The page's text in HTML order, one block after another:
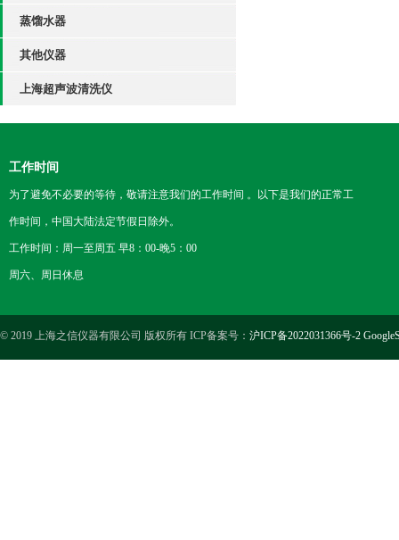
蒸馏水器
其他仪器
上海超声波清洗仪
工作时间
为了避免不必要的等待，敬请注意我们的工作时间 。以下是我们的正常工
作时间，中国大陆法定节假日除外。
工作时间：周一至周五 早8：00-晚5：00
周六、周日休息
© 2019 上海之信仪器有限公司 版权所有 ICP备案号： 沪ICP备2022031366号-2